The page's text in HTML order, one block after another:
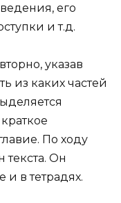
его
и т.д.
указав
из каких частей
По ходу
текста. Он
и в тетрадях.